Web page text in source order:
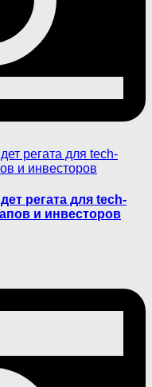
регата для tech-
и инвесторов